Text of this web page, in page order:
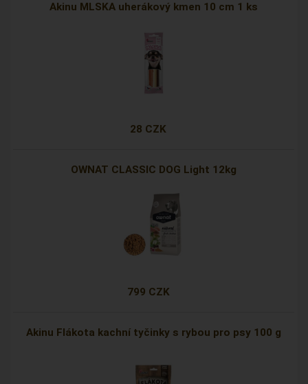
Akinu MLSKA uherákový kmen 10 cm 1 ks
28 CZK
OWNAT CLASSIC DOG Light 12kg
799 CZK
Akinu Flákota kachní tyčinky s rybou pro psy 100 g